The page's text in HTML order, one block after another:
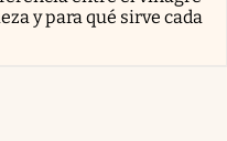
y para qué sirve cada